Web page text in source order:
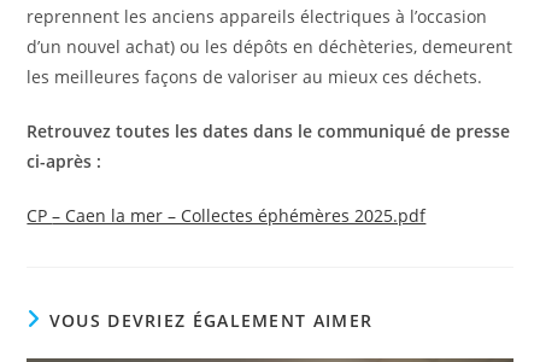
reprennent les anciens appareils électriques à l’occasion
d’un nouvel achat) ou les dépôts en déchèteries, demeurent
les meilleures façons de valoriser au mieux ces déchets.
Retrouvez toutes les dates dans le communiqué de presse
ci-après :
CP– Caen la mer – Collectes éphémères 2025.pdf
VOUS DEVRIEZ ÉGALEMENT AIMER